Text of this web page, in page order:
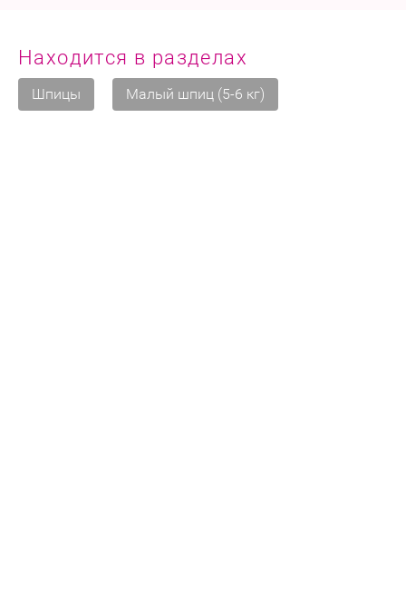
Находится в разделах
Шпицы Малый шпиц (5-6 кг)